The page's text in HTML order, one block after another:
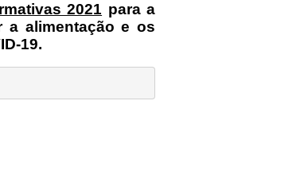
2021 para a
a alimentação e os
19.